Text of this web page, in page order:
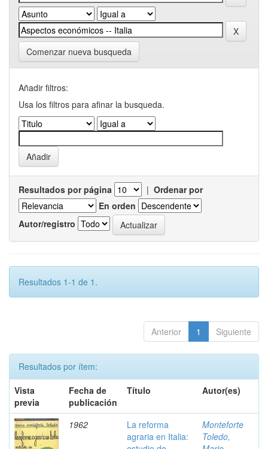
Comenzar nueva busqueda
Añadir filtros:
Usa los filtros para afinar la busqueda.
Resultados por página | Ordenar por
En orden
Autor/registro
Resultados 1-1 de 1.
Anterior 1 Siguiente
Resultados por ítem:
Vista
previa
Fecha de
publicación
Título Autor(es)
1962
La reforma
agraria en Italia:
Monteforte
Toledo,